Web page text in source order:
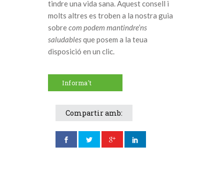
tindre una vida sana. Aquest consell i
molts altres es troben a la nostra guia
sobrecom podem mantindre’ns
saludablesque posem a la teua
disposició en un clic.
Informa't
Compartir amb: